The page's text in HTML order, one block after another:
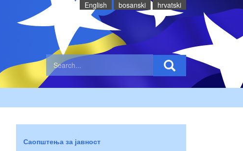
English bosanski hrvatski
Саопштења за јавност